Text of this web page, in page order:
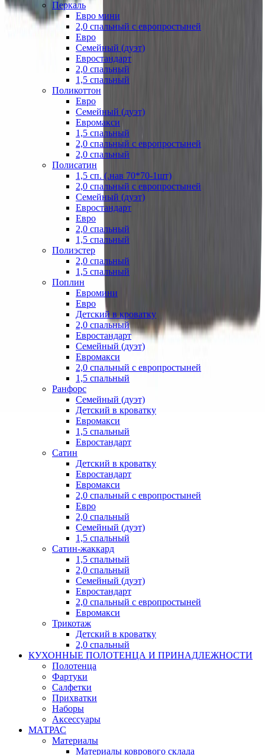
Перкаль
Евро мини
2,0 спальный с европростыней
Евро
Семейный (дуэт)
Евростандарт
2,0 спальный
1,5 спальный
Поликоттон
Евро
Семейный (дуэт)
Евромакси
1,5 спальный
2,0 спальный с европростыней
2,0 спальный
Полисатин
1,5 сп. (.нав 70*70-1шт)
2,0 спальный с европростыней
Семейный (дуэт)
Евростандарт
Евро
2,0 спальный
1,5 спальный
Полиэстер
2,0 спальный
1,5 спальный
Поплин
Евромини
Евро
Детский в кроватку
2,0 спальный
Евростандарт
Семейный (дуэт)
Евромакси
2,0 спальный с европростыней
1,5 спальный
Ранфорс
Семейный (дуэт)
Детский в кроватку
Евромакси
1,5 спальный
Евростандарт
Сатин
Детский в кроватку
Евростандарт
Евромакси
2,0 спальный с европростыней
Евро
2,0 спальный
Семейный (дуэт)
1,5 спальный
Сатин-жаккард
1,5 спальный
2,0 спальный
Семейный (дуэт)
Евростандарт
2,0 спальный с европростыней
Евромакси
Трикотаж
Детский в кроватку
2,0 спальный
КУХОННЫЕ ПОЛОТЕНЦА И ПРИНАДЛЕЖНОСТИ
Полотенца
Фартуки
Салфетки
Прихватки
Наборы
Аксессуары
МАТРАС
Материалы
Материалы коврового склада